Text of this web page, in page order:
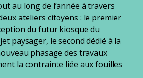
au long de l’année à travers
ateliers citoyens : le premier
du futur kiosque du
paysager, le second dédié à la
phasage des travaux
la contrainte liée aux fouilles